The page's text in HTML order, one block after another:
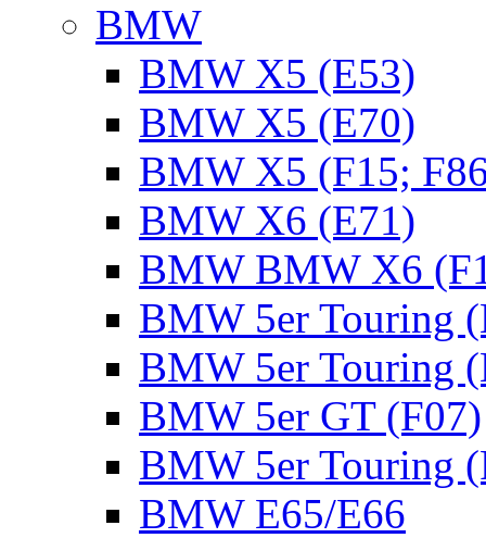
BMW
BMW X5 (E53)
BMW X5 (E70)
BMW X5 (F15;
BMW X6 (E71)
BMW BMW X6
BMW 5er Touring
BMW 5er Touring
BMW 5er GT (F07)
BMW 5er Touring
BMW E65/E66